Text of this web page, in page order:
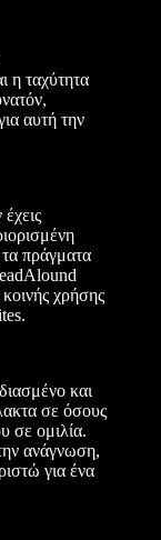
η ταχύτητα
αυτή την
τα πράγματα
κοινής χρήσης
και
σε όσους
σε ομιλία.
ανάγνωση,
για ένα